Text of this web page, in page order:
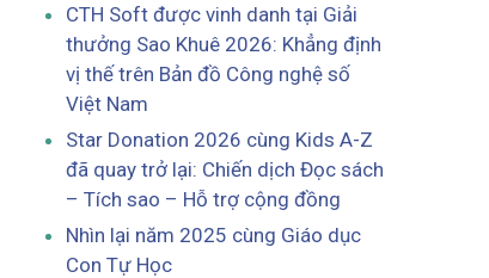
CTH Soft được vinh danh tại Giải
thưởng Sao Khuê 2026: Khẳng định
vị thế trên Bản đồ Công nghệ số
Việt Nam
Star Donation 2026 cùng Kids A-Z
đã quay trở lại: Chiến dịch Đọc sách
– Tích sao – Hỗ trợ cộng đồng
Nhìn lại năm 2025 cùng Giáo dục
Con Tự Học